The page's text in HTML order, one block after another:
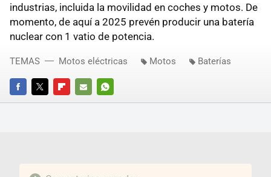
industrias, incluida la movilidad en coches y motos. De
momento, de aquí a 2025 prevén producir una batería
nuclear con 1 vatio de potencia.
FACEBOOKTWITTERFLIPBOARD
E-
WHATSAPP
TEMAS Motos eléctricas Motos Baterías